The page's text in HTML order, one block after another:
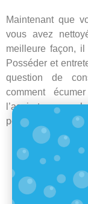
Maintenant que
vous avez
meilleure façon,
Posséder et
question de
comment
l’aspirateur
possible, vous irez